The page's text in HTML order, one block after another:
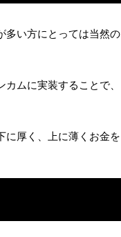
多い方にとっては当然の
ムに実装することで、
に厚く、上に薄くお金を